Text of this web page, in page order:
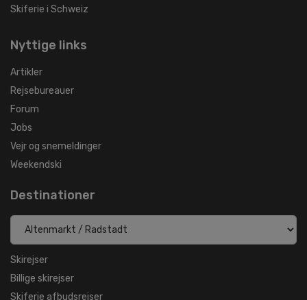
Skiferie i Schweiz
Nyttige links
Artikler
Rejsebureauer
Forum
Jobs
Vejr og snemeldinger
Weekendski
Destinationer
Skirejser
Billige skirejser
Skiferie afbudsrejser